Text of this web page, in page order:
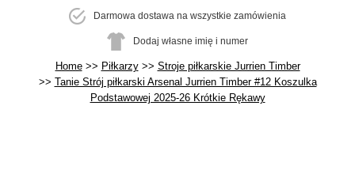
Darmowa dostawa na wszystkie zamówienia
Dodaj własne imię i numer
Home Piłkarzy
Stroje piłkarskie Jurrien Timber
Tanie Strój piłkarski Arsenal Jurrien Timber #12 Koszulka
Podstawowej 2025-26 Krótkie Rękawy